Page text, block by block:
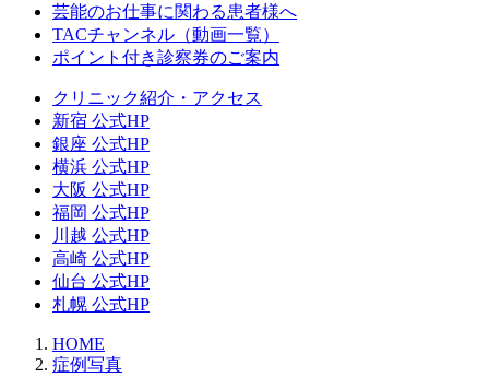
芸能のお仕事に関わる患者様へ
TACチャンネル（動画一覧）
ポイント付き診察券のご案内
クリニック紹介・アクセス
新宿 公式HP
銀座 公式HP
横浜 公式HP
大阪 公式HP
福岡 公式HP
川越 公式HP
高崎 公式HP
仙台 公式HP
札幌 公式HP
HOME
症例写真